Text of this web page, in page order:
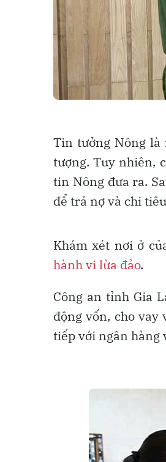
Tin tưởng Nông là
tượng. Tuy nhiên,
tin Nông đưa ra.
để trả nợ và chi
Khám xét nơi ở
hành vi lừa đảo.
Công an tỉnh Gia
động vốn, cho
tiếp với ngân hàng